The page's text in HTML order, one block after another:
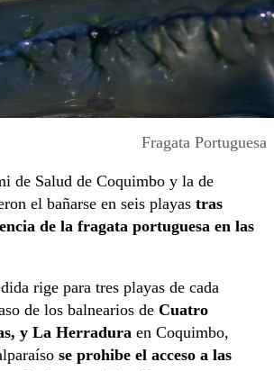
Fragata Portuguesa
de Salud de Coquimbo y la de
el bañarse en seis playas tras
de la fragata portuguesa en las
rige para tres playas de cada
de los balnearios de Cuatro
y La Herradura en Coquimbo,
se prohibe el acceso a las